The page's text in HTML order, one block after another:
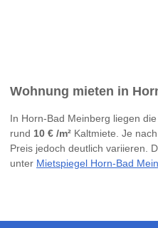
Wohnung mieten in
In Horn-Bad Meinberg liegen
rund 10 € /m² Kaltmiete. Je
Preis jedoch deutlich variieren.
unter Mietspiegel Horn-Bad